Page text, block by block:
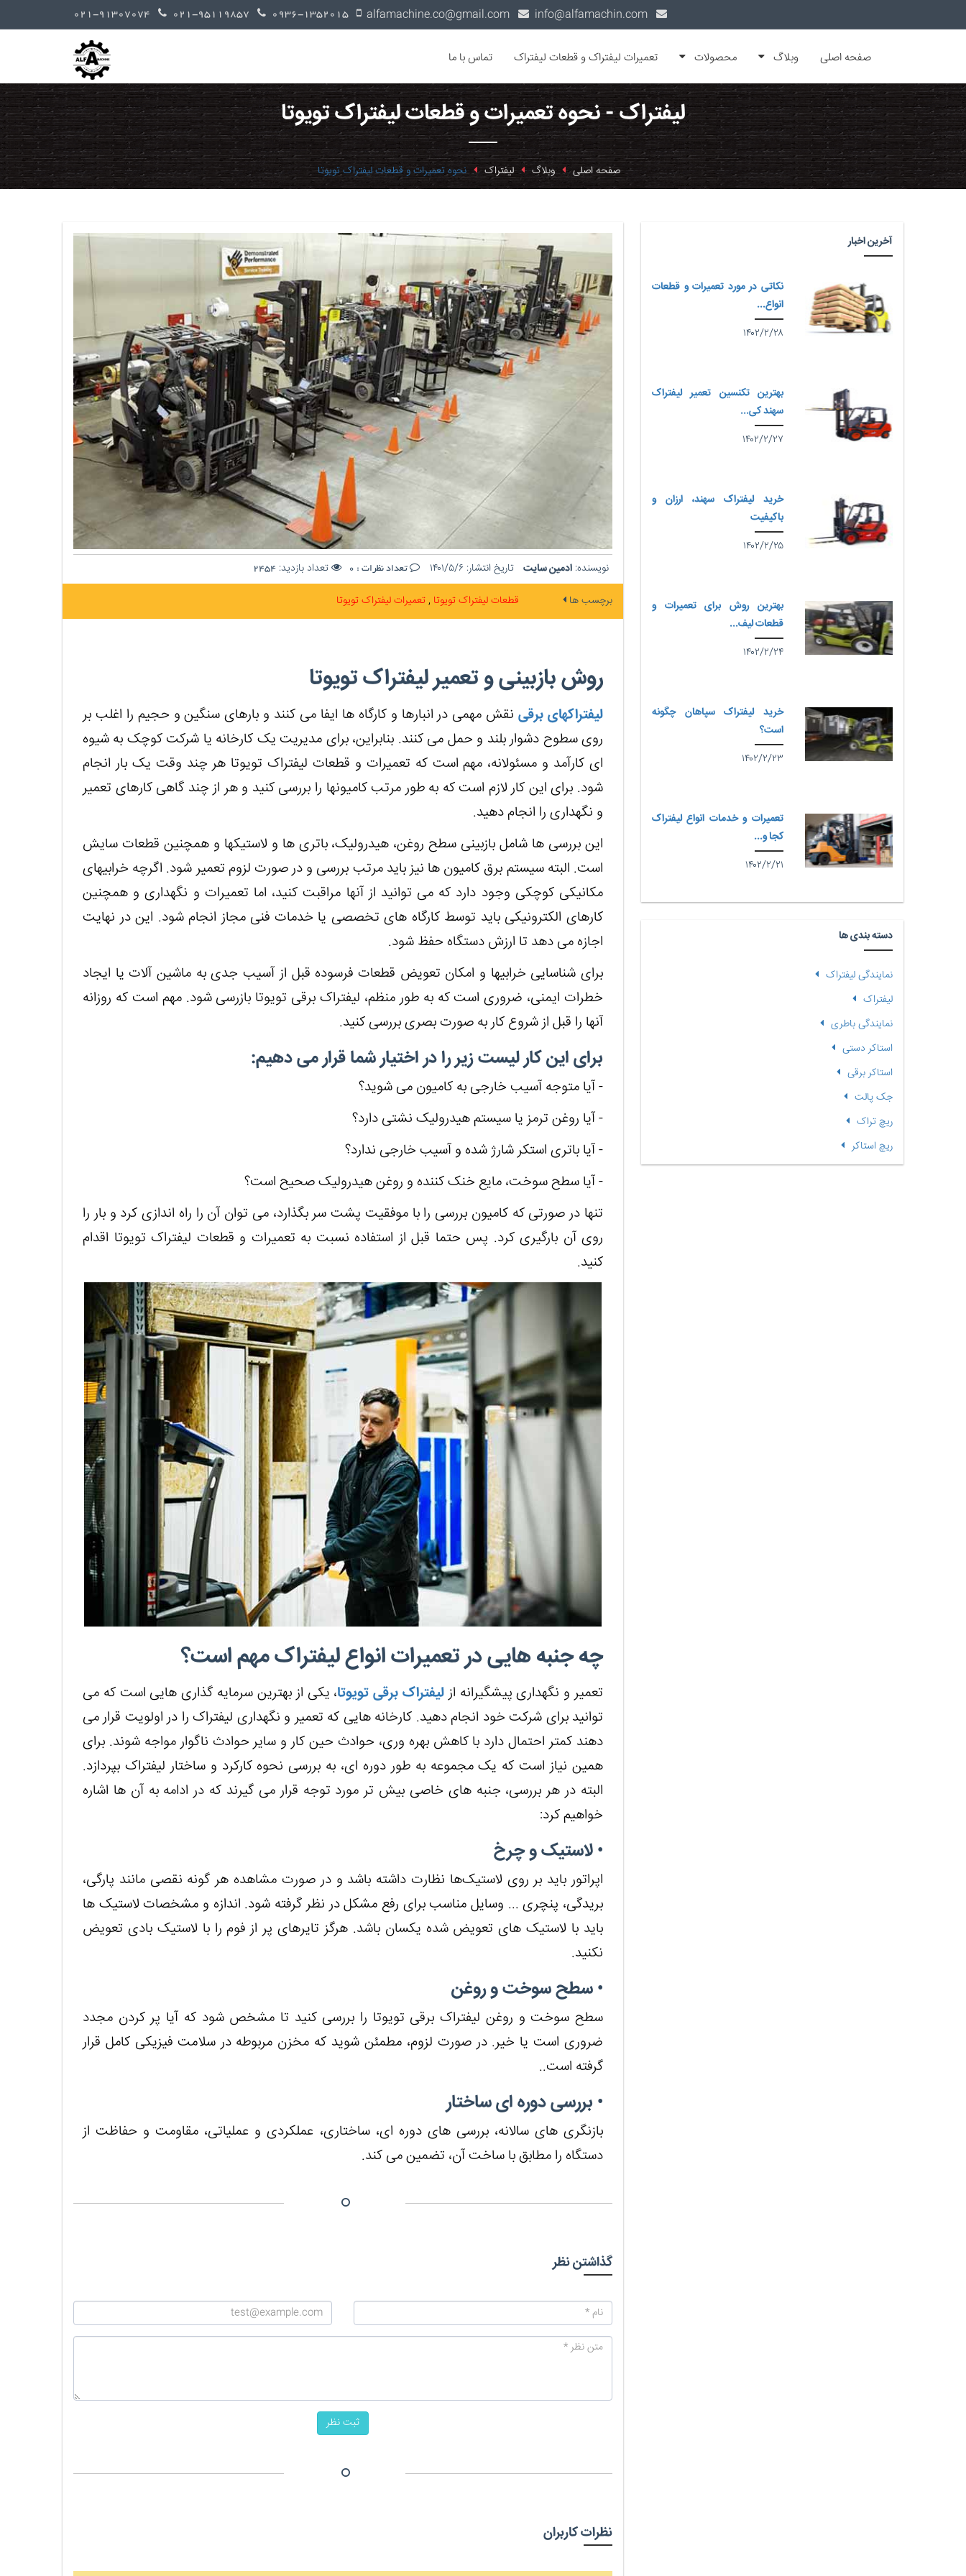
صفحه اصلی وبلاگ محصولات تعمیرات لیفتراک و قطعات لیفتراک تماس با ما
لیفتراک - نحوه تعمیرات و قطعات لیفتراک تویوتا
صفحه اصلی وبلاگ لیفتراک نحوه تعمیرات و قطعات لیفتراک تویوتا
نویسنده: ادمین سایت تاریخ انتشار: ۱۴۰۱/۵/۶ تعداد نظرات : 0 تعداد بازدید: 2454
برچسب ها قطعات لیفتراک تویوتا تعمیرات لیفتراک تویوتا
روش بازبینی و تعمیر لیفتراک تویوتا
لیفتراک‎های برقی
نقش مهمی در انبارها و کارگاه ها ایفا می کنند و بارهای سنگین و حجیم را اغلب بر
روی سطوح دشوار بلند و حمل می کنند. بنابراین، برای مدیریت یک کارخانه یا شرکت کوچک به شیوه
ای کارآمد و مسئولانه، مهم است که تعمیرات و قطعات لیفتراک تویوتا هر چند وقت یک بار انجام
شود. برای این کار لازم است که به طور مرتب کامیون‎ها را بررسی کنید و هر از چند گاهی کارهای تعمیر
و نگهداری را انجام دهید.
این بررسی ها شامل بازبینی سطح روغن، هیدرولیک، باتری ها و لاستیک‎ها و همچنین قطعات سایش
است. البته سیستم برق کامیون ها نیز باید مرتب بررسی و در صورت لزوم تعمیر شود. اگرچه خرابی‎های
مکانیکی کوچکی وجود دارد که می توانید از آنها مراقبت کنید، اما تعمیرات و نگهداری و همچنین
کارهای الکترونیکی باید توسط کارگاه های تخصصی یا خدمات فنی مجاز انجام شود. این در نهایت
اجازه می دهد تا ارزش دستگاه حفظ شود.
برای شناسایی خرابی‎ها و امکان تعویض قطعات فرسوده قبل از آسیب جدی به ماشین آلات یا ایجاد
خطرات ایمنی، ضروری است که به طور منظم، لیفتراک برقی تویوتا بازرسی شود. مهم است که روزانه
آنها را قبل از شروع کار به صورت بصری بررسی کنید.
برای این کار لیست زیر را در اختیار شما قرار می دهیم:
- آیا متوجه آسیب خارجی به کامیون می شوید؟
- آیا روغن ترمز یا سیستم هیدرولیک نشتی دارد؟
- آیا باتری استکر شارژ شده و آسیب خارجی ندارد؟
- آیا سطح سوخت، مایع خنک کننده و روغن هیدرولیک صحیح است؟
تنها در صورتی که کامیون بررسی را با موفقیت پشت سر بگذارد، می توان آن را راه اندازی کرد و بار را
روی آن بارگیری کرد. پس حتما قبل از استفاده نسبت به تعمیرات و قطعات لیفتراک تویوتا اقدام
کنید.
چه جنبه هایی در تعمیرات انواع لیفتراک مهم است؟
تعمیر و نگهداری پیشگیرانه ازلیفتراک برقی تویوتا، یکی از بهترین سرمایه گذاری هایی است که می
توانید برای شرکت خود انجام دهید. کارخانه هایی که تعمیر و نگهداری لیفتراک را در اولویت قرار می
دهند کمتر احتمال دارد با کاهش بهره وری، حوادث حین کار و سایر حوادث ناگوار مواجه شوند. برای
همین نیاز است که یک مجموعه به طور دوره ای، به بررسی نحوه کارکرد و ساختار لیفتراک بپردازد.
البته در هر بررسی، جنبه های خاصی بیش تر مورد توجه قرار می گیرند که در ادامه به آن ها اشاره
خواهیم کرد:
• لاستیک و چرخ
اپراتور باید بر روی لاستیک‌ها نظارت داشته باشد و در صورت مشاهده هر گونه نقصی مانند پارگی،
بریدگی، پنچری ... وسایل مناسب برای رفع مشکل در نظر گرفته شود. اندازه و مشخصات لاستیک ها
باید با لاستیک های تعویض شده یکسان باشد. هرگز تایرهای پر از فوم را با لاستیک بادی تعویض
نکنید.
• سطح سوخت و روغن
سطح سوخت و روغن لیفتراک برقی تویوتا را بررسی کنید تا مشخص شود که آیا پر کردن مجدد
ضروری است یا خیر. در صورت لزوم، مطمئن شوید که مخزن مربوطه در سلامت فیزیکی کامل قرار
گرفته است..
• بررسی دوره ای ساختار
بازنگری های سالانه، بررسی های دوره ای، ساختاری، عملکردی و عملیاتی، مقاومت و حفاظت از
دستگاه را مطابق با ساخت آن، تضمین می کند.
گذاشتن نظر
ثبت نظر
نظرات کاربران
آخرین اخبار
نکاتی در مورد تعمیرات و قطعات
انواع...
۱۴۰۲/۲/۲۸
بهترین تکنسین تعمیر لیفتراک
سهند کی...
۱۴۰۲/۲/۲۷
خرید لیفتراک سهند، ارزان و
باکیفیت
۱۴۰۲/۲/۲۵
بهترین روش برای تعمیرات و
قطعات لیف...
۱۴۰۲/۲/۲۴
خرید لیفتراک سپاهان چگونه
است؟
۱۴۰۲/۲/۲۳
تعمیرات و خدمات انواع لیفتراک
کجا و...
۱۴۰۲/۲/۲۱
دسته بندی ها
نمایندگی لیفتراک
لیفتراک
نمایندگی باطری
استاکر دستی
استاکر برقی
جک پالت
ریچ تراک
ریچ استاکر